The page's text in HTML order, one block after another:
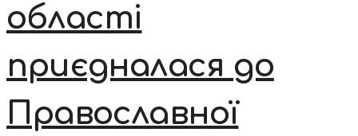
області
приєдналася до
Православної